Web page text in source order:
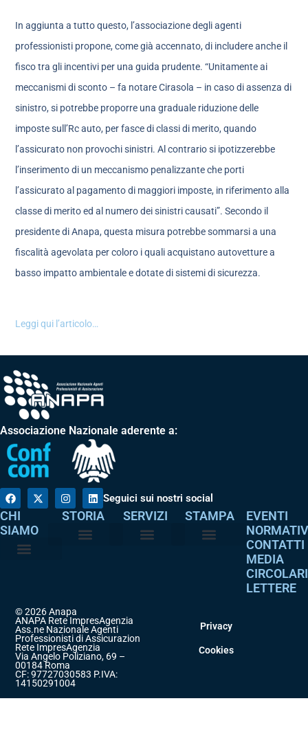
In aggiunta a tutto questo, l’associazione degli agenti
professionisti propone, come già accennato, di includere anche il
fisco tra gli incentivi per una guida prudente. “Unitamente ai
meccanismi di sconto – fa notare Cirasola – in caso di assenza di
sinistro, si potrebbe proporre una graduale riduzione delle
imposte sull’Rc auto, per fasce di classi di merito, quando
l’assicurato non provochi sinistri. Al contrario si ipotizzerebbe
l’inserimento di un meccanismo penalizzante che porti
l’assicurato al pagamento di maggiori imposte, in riferimento alla
classe di merito ed al numero dei sinistri causati”. Secondo il
presidente di Anapa, questa misura potrebbe sommarsi a una
fiscalità agevolata per coloro i quali acquistano autovetture a
basso impatto ambientale e dotate di sistemi di sicurezza.
Leggi qui l’articolo…
Associazione Nazionale aderente a:
Seguici sui nostri social
CHI
SIAMO
STORIA SERVIZI STAMPA
EVENTI
CONTATTI
MEDIA
CIRCOLARI
LETTERE
© 2026 Anapa
ANAPA Rete ImpresAgenzia
Ass.ne Nazionale Agenti
Professionisti di Assicurazione
Rete ImpresAgenzia
Via Angelo Poliziano, 69 –
00184 Roma
CF: 97727030583 P.IVA:
14150291004
Privacy
Cookies